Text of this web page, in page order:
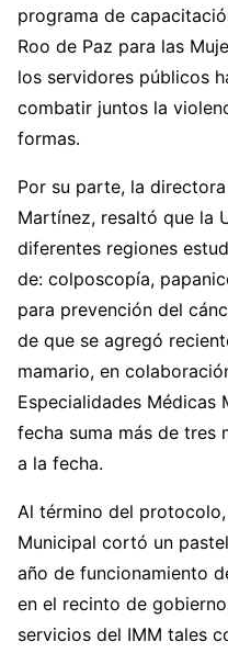
programa de
Roo de Paz para las
los servidores públicos
combatir juntos la
formas.
Por su parte, la
Martínez, resaltó que la
diferentes regiones
de: colposcopía,
para prevención del
de que se agregó
mamario, en
Especialidades Médicas
fecha suma más de tres
a la fecha.
Al término del
Municipal cortó un
año de funcionamiento
en el recinto de
servicios del IMM tales